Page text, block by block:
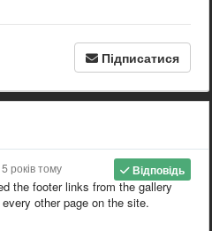
Підписатися
Відповідь
років тому
the footer links from the gallery
other page on the site.